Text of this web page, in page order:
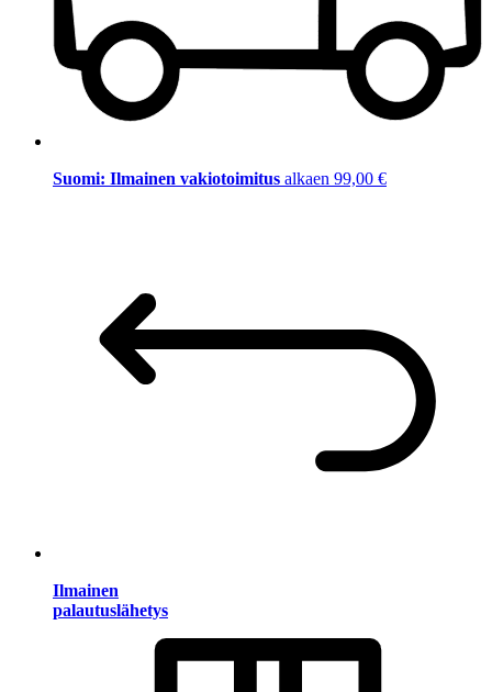
Suomi: Ilmainen vakiotoimitus alkaen 99,00 €
Ilmainen
palautuslähetys